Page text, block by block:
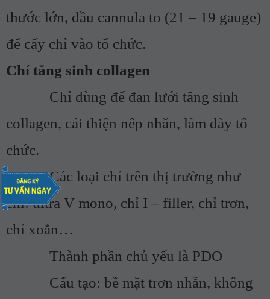
thước lớn, đầu cannula to (21 – 19 gauge)
để cấy chỉ vào tổ chức.
Chỉ tăng sinh collagen
Chỉ dùng để đan lưới tăng sinh
collagen, cải thiện nếp nhăn, làm dày tổ
chức.
Các loại chỉ trên thị trường như
chỉ: ultra V mono, chỉ I – filler, chỉ trơn,
chỉ xoắn…
Thành phần chủ yếu là PDO
Cấu tạo: bề mặt trơn nhẵn, không